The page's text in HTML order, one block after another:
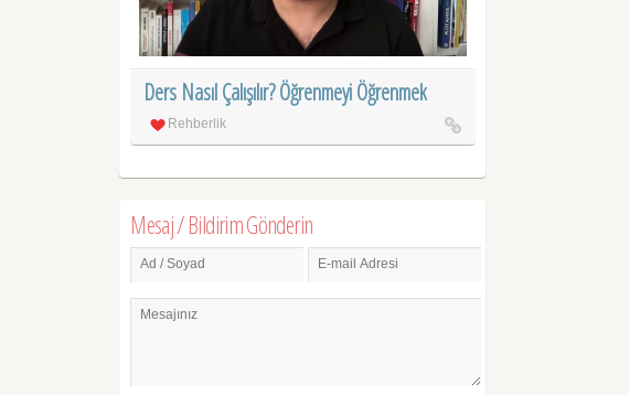
Ders Nasıl Çalışılır? Öğrenmeyi Öğrenmek
Rehberlik
Mesaj / Bildirim Gönderin
Ad / Soyad E-mail Adresi
Mesajınız